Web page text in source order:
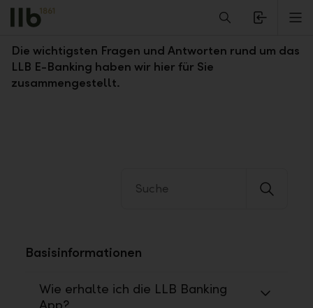
Alerts.Headline
Fragen und Antworten zum LLB E-Banking
Die wichtigsten Fragen und Antworten rund um das
LLB E-Banking haben wir hier für Sie
zusammengestellt.
Basisinformationen
Wie erhalte ich die LLB Banking